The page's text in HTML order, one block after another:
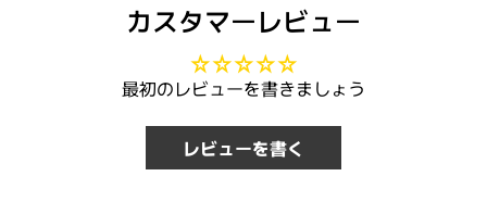
カスタマーレビュー
最初のレビューを書きましょう
レビューを書く